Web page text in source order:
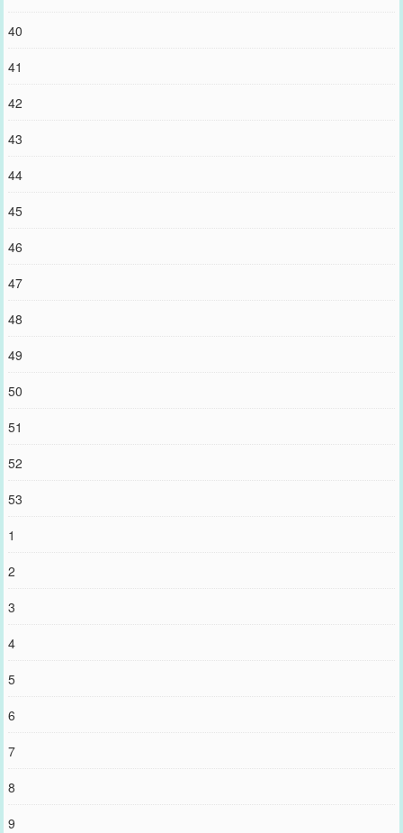
40
41
42
43
44
45
46
47
48
49
50
51
52
53
1
2
3
4
5
6
7
8
9